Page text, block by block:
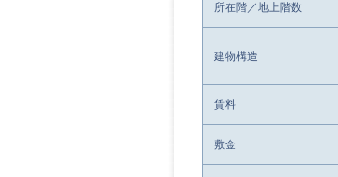
所在階／地上階数
建物構造
賃料
敷金